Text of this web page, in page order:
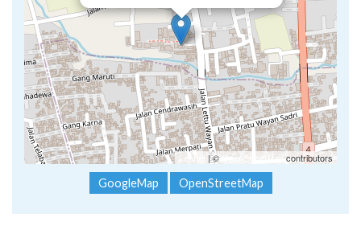
Leaflet | ©OpenStreetMap contributors
GoogleMap OpenStreetMap